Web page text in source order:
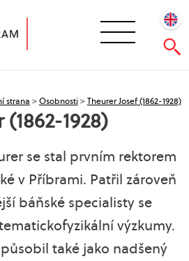
strana >Osobnosti>Theurer Josef (1862-1928)
1928)
se stal prvním rektorem
v Příbrami. Patřil zároveň
báňské specialisty se
výzkumy.
také jako nadšený